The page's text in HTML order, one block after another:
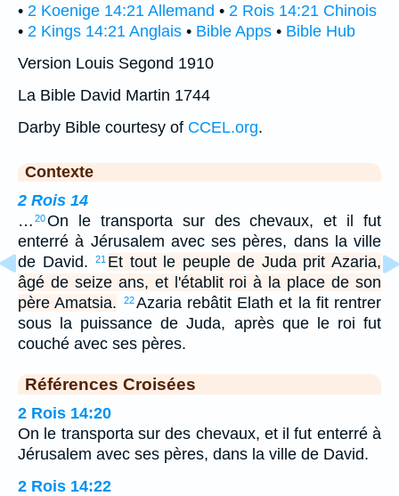
• 2 Koenige 14:21 Allemand • 2 Rois 14:21 Chinois
• 2 Kings 14:21 Anglais • Bible Apps • Bible Hub
Version Louis Segond 1910
La Bible David Martin 1744
Darby Bible courtesy of CCEL.org.
Contexte
2 Rois 14
… 20On le transporta sur des chevaux, et il fut
enterré à Jérusalem avec ses pères, dans la ville
de David.
21 Et tout le peuple de Juda prit Azaria,
âgé de seize ans, et l'établit roi à la place de son
père Amatsia.
22 Azaria rebâtit Elath et la fit rentrer
sous la puissance de Juda, après que le roi fut
couché avec ses pères.
Références Croisées
2 Rois 14:20
On le transporta sur des chevaux, et il fut enterré à
Jérusalem avec ses pères, dans la ville de David.
2 Rois 14:22